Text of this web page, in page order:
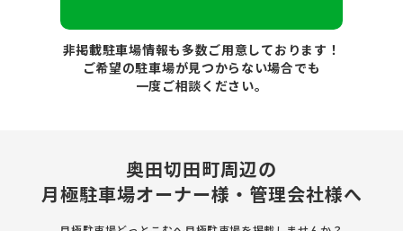
非掲載駐車場情報も多数ご用意しております！
ご希望の駐車場が見つからない場合でも
一度ご相談ください。
奥田切田町周辺の
月極駐車場オーナー様・管理会社様へ